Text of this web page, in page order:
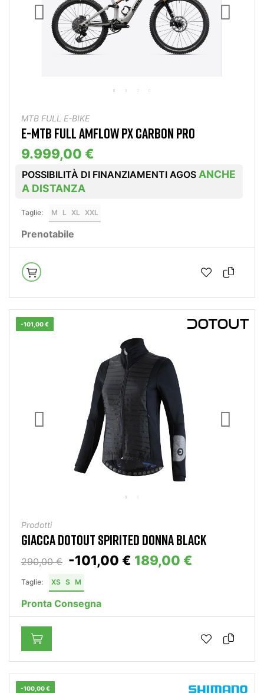
MTB FULL E-BIKE
E-MTB FULL AMFLOW PX CARBON PRO
9.999,00 €
POSSIBILITÀ DI FINANZIAMENTI AGOS ANCHE
A DISTANZA
Taglie: M L XL XXL
Prenotabile
-101,00 €
Prodotti
GIACCA DOTOUT SPIRITED DONNA BLACK
290,00 € -101,00 € 189,00 €
Taglie: XS S M
Pronta Consegna
-100,00 €